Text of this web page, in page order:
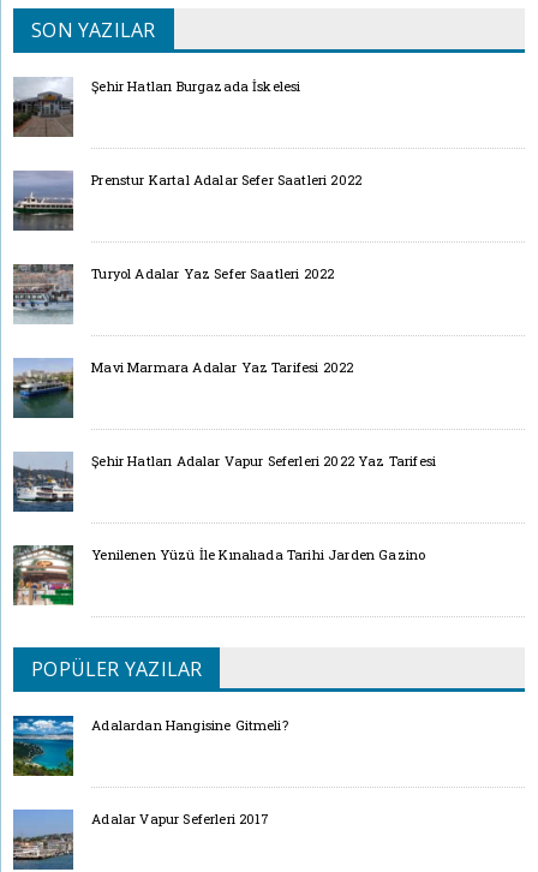
SON YAZILAR
Şehir Hatları Burgazada İskelesi
Prenstur Kartal Adalar Sefer Saatleri 2022
Turyol Adalar Yaz Sefer Saatleri 2022
Mavi Marmara Adalar Yaz Tarifesi 2022
Şehir Hatları Adalar Vapur Seferleri 2022 Yaz Tarifesi
Yenilenen Yüzü İle Kınalıada Tarihi Jarden Gazino
POPÜLER YAZILAR
Adalardan Hangisine Gitmeli?
Adalar Vapur Seferleri 2017